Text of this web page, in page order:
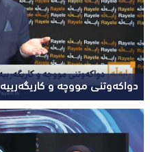
دواکەوتنی مووچە و